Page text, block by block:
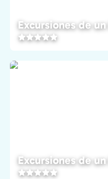
Excursiones de
Excursiones de